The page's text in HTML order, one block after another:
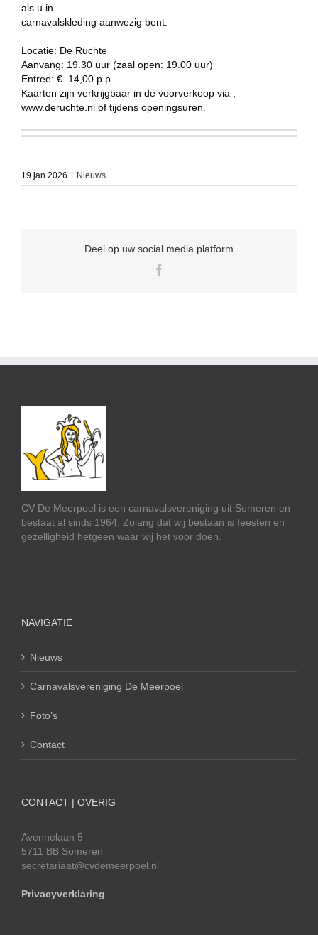
als u in
carnavalskleding aanwezig bent.
Locatie: De Ruchte
Aanvang: 19.30 uur (zaal open: 19.00 uur)
Entree: €. 14,00 p.p.
Kaarten zijn verkrijgbaar in de voorverkoop via ;
www.deruchte.nl of tijdens openingsuren.
19 jan 2026 | Nieuws
Deel op uw social media platform
CV De Meerpoel is een carnavalsvereniging uit Someren en
bestaat al sinds 1964. Zolang dat wij bestaan is feesten en
gezelligheid hetgeen waar wij het voor doen.
NAVIGATIE
Nieuws
Carnavalsvereniging De Meerpoel
Foto’s
Contact
CONTACT | OVERIG
Avennelaan 5
5711 BB Someren
secretariaat@cvdemeerpoel.nl
Privacyverklaring